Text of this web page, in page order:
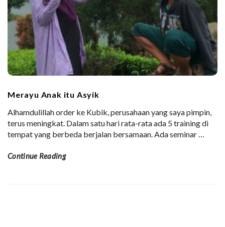
Merayu Anak itu Asyik
Alhamdulillah order ke Kubik, perusahaan yang saya pimpin,
terus meningkat. Dalam satu hari rata-rata ada 5 training di
tempat yang berbeda berjalan bersamaan. Ada seminar…
Continue Reading